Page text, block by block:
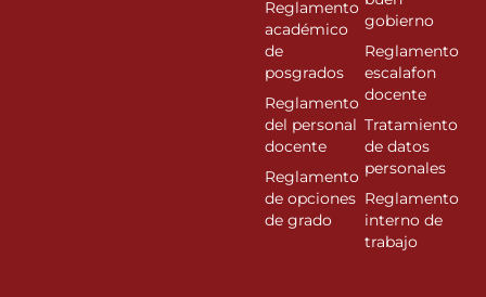
Reglamento
académico
de
posgrados
Reglamento
del personal
docente
Reglamento
de opciones
de grado
gobierno
Reglamento
escalafon
docente
Tratamiento
de datos
personales
Reglamento
interno de
trabajo